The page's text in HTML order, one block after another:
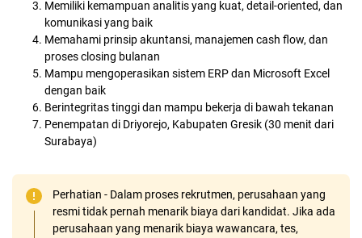
Memiliki kemampuan analitis yang kuat, detail-oriented, dan
komunikasi yang baik
Memahami prinsip akuntansi, manajemen cash flow, dan
proses closing bulanan
Mampu mengoperasikan sistem ERP dan Microsoft Excel
dengan baik
Berintegritas tinggi dan mampu bekerja di bawah tekanan
Penempatan di Driyorejo, Kabupaten Gresik (30 menit dari
Surabaya)
Perhatian - Dalam proses rekrutmen, perusahaan yang
resmi tidak pernah menarik biaya dari kandidat. Jika ada
perusahaan yang menarik biaya wawancara, tes,